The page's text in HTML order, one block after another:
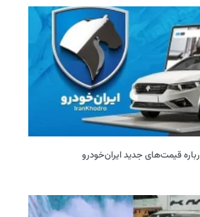
قیمت‌های جدید ایران‌خودرو